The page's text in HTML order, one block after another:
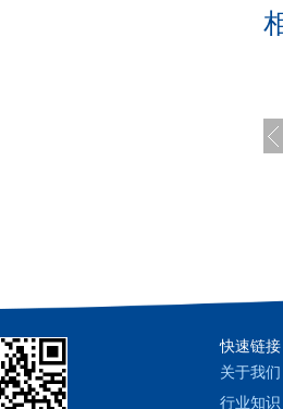
快速链接
关于我们
行业知识